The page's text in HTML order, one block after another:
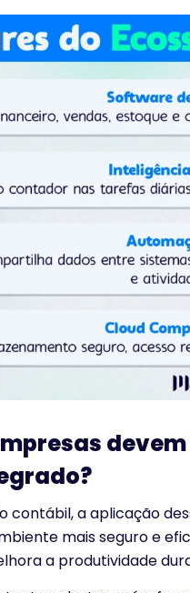
contábil, a aplicação
mais seguro e
a produtividade